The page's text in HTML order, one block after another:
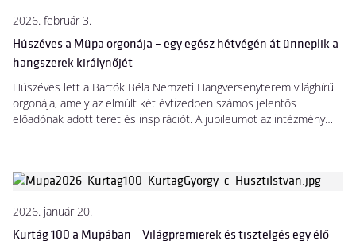
Ledisi és Corinne Bailey Rae, valamint a Miles Electric Band – töltik
meg zenével a házat.
2026. február 3.
Húszéves a Müpa orgonája – egy egész hétvégén át ünneplik a
hangszerek királynőjét
Húszéves lett a Bartók Béla Nemzeti Hangversenyterem világhírű
orgonája, amely az elmúlt két évtizedben számos jelentős
előadónak adott teret és inspirációt. A jubileumot az intézmény
kecsegtető nagyszabású zenekari est is várja az érdeklődőket.
2026. január 20.
Kurtág 100 a Müpában – Világpremierek és tisztelgés egy élő